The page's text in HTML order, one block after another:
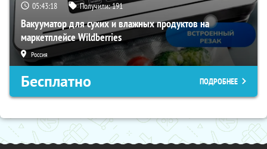
05:43:17 Получили:191
Вакууматор для сухих и влажных продуктов на
маркетплейсе Wildberries
Россия
Бесплатно ПОДРОБНЕЕ